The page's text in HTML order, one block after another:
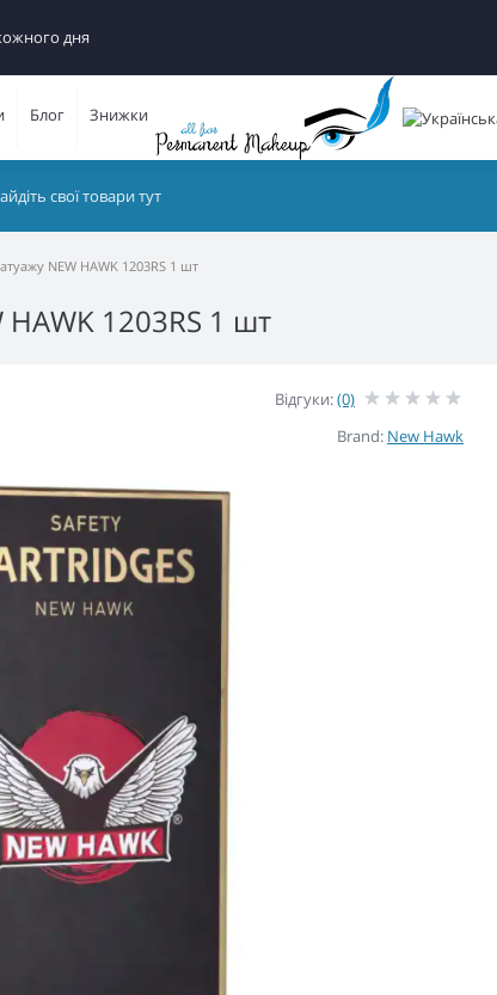
дня
Блог Знижки
NEW HAWK 1203RS 1 шт
HAWK 1203RS 1 шт
Відгуки:(0)
Brand: New Hawk